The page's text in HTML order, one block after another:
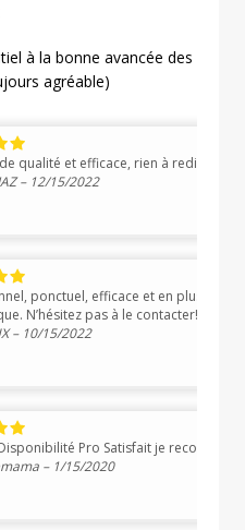
à la bonne avancée des
agréable)
rien à redire !–
et en plus
à le contacter!– Sylvain
je recommande –